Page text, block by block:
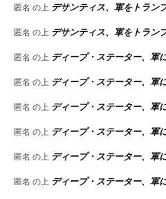
匿名 の上 デサンティス、軍をトラン
匿名 の上 デサンティス、軍をトラン
匿名 の上 ディープ・ステーター、軍
匿名 の上 ディープ・ステーター、軍
匿名 の上 ディープ・ステーター、軍
匿名 の上 ディープ・ステーター、軍
匿名 の上 ディープ・ステーター、軍
匿名 の上 ディープ・ステーター、軍